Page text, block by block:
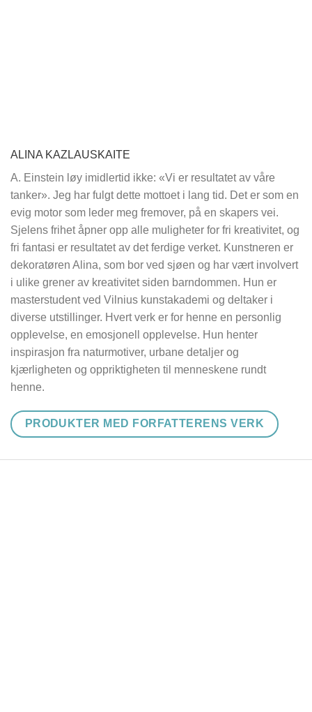
ALINA KAZLAUSKAITE
A. Einstein løy imidlertid ikke: «Vi er resultatet av våre
tanker». Jeg har fulgt dette mottoet i lang tid. Det er som en
evig motor som leder meg fremover, på en skapers vei.
Sjelens frihet åpner opp alle muligheter for fri kreativitet, og
fri fantasi er resultatet av det ferdige verket. Kunstneren er
dekoratøren Alina, som bor ved sjøen og har vært involvert
i ulike grener av kreativitet siden barndommen. Hun er
masterstudent ved Vilnius kunstakademi og deltaker i
diverse utstillinger. Hvert verk er for henne en personlig
opplevelse, en emosjonell opplevelse. Hun henter
inspirasjon fra naturmotiver, urbane detaljer og
kjærligheten og oppriktigheten til menneskene rundt
henne.
PRODUKTER MED FORFATTERENS VERK